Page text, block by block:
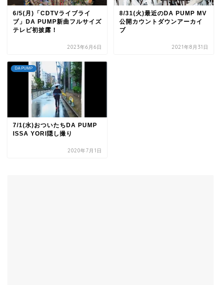
6/5(月)「CDTVライブライ
ブ」DA PUMP新曲フルサイズ
テレビ初披露！
2023年6月6日
8/31(火)最近のDA PUMP MV
公開カウントダウンアーカイ
ブ
2021年8月31日
DA PUMP
7/1(水)おついたちDA PUMP
ISSA YORI隠し撮り
2020年7月1日